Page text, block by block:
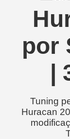
por
|
Tuning
Huracan